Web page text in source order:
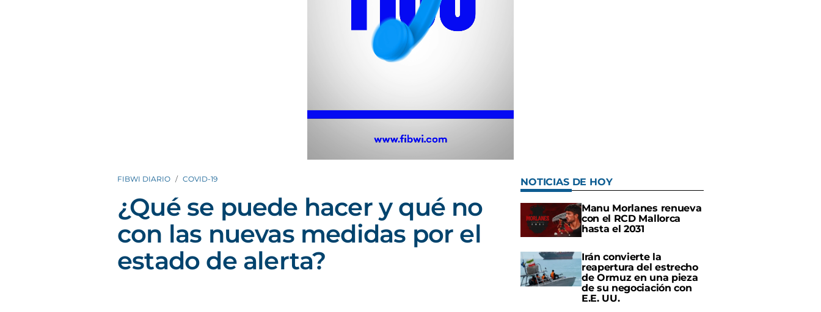
FIBWI DIARIO COVID-19
¿Qué se puede hacer y qué no
con las nuevas medidas por el
estado de alerta?
NOTICIAS DE HOY
Manu Morlanes renueva
con el RCD Mallorca
hasta el 2031
Irán convierte la
reapertura del estrecho
de Ormuz en una pieza
de su negociación con
E.E. UU.